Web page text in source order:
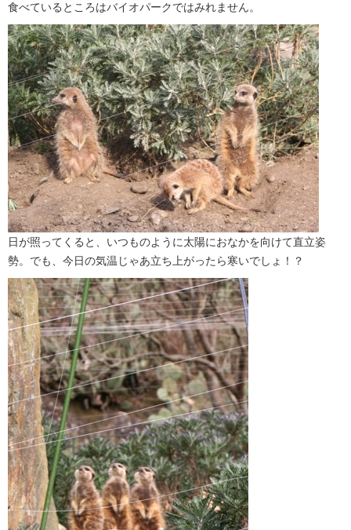
食べているところはバイオパークではみれません。
日が照ってくると、いつものように太陽におなかを向けて直立姿
勢。でも、今日の気温じゃあ立ち上がったら寒いでしょ！？